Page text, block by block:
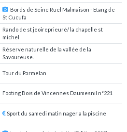
Bords de Seine Ruel Malmaison - Etang de
St Cucufa
Rando de st jeoireprieuré/ la chapelle st
michel
Réserve naturelle de la vallée de la
Savoureuse.
Tour du Parmelan
Footing Bois de Vincennes Daumesnil n°221
Sport du samedi matin nager a la piscine